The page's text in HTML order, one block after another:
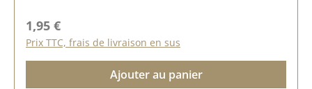
Prix régulier :
1,95 €
Prix TTC, frais de livraison en sus
Ajouter au panier